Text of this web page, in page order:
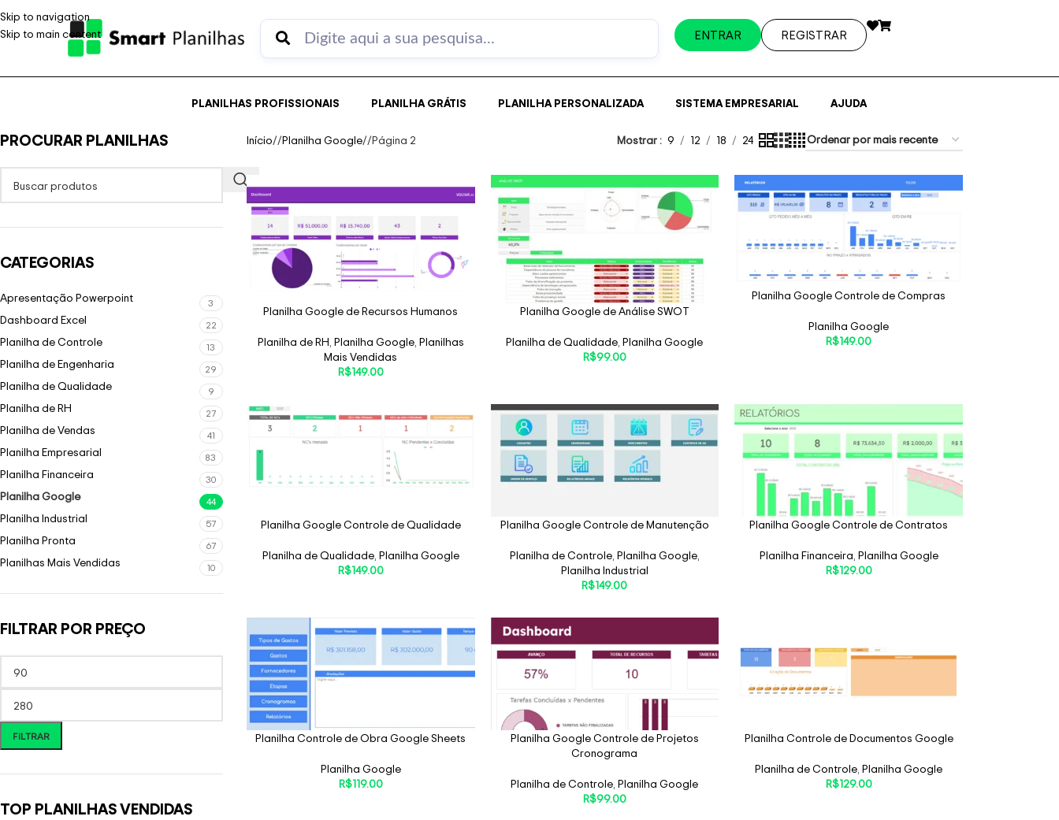
Skip to navigation
Skip to main content
ENTRAR REGISTRAR
PLANILHAS PROFISSIONAIS PLANILHA GRÁTIS PLANILHA PERSONALIZADA SISTEMA EMPRESARIAL AJUDA
PROCURAR PLANILHAS
CATEGORIAS
Apresentação Powerpoint 3
Dashboard Excel 22
Planilha de Controle 13
Planilha de Engenharia 29
Planilha de Qualidade 9
Planilha de RH 27
Planilha de Vendas 41
Planilha Empresarial 83
Planilha Financeira 30
Planilha Google 44
Planilha Industrial 57
Planilha Pronta 67
Planilhas Mais Vendidas 10
FILTRAR POR PREÇO
FILTRAR
TOP PLANILHAS VENDIDAS
Início/ Planilha Google/ Página 2 Mostrar 9 12 18 24
Planilha Google de Recursos Humanos
Planilha de RH, Planilha Google, Planilhas
Mais Vendidas
R$149.00
Planilha Google de Análise SWOT
Planilha de Qualidade, Planilha Google
R$99.00
Planilha Google Controle de Compras
Planilha Google
R$149.00
Planilha Google Controle de Qualidade
Planilha de Qualidade, Planilha Google
R$149.00
Planilha Google Controle de Manutenção
Planilha de Controle, Planilha Google,
Planilha Industrial
R$149.00
Planilha Google Controle de Contratos
Planilha Financeira Planilha Google
R$129.00
Planilha Controle de Obra Google Sheets
Planilha Google
R$119.00
Planilha Google Controle de Projetos
Cronograma
Planilha de Controle Planilha Google
R$99.00
Planilha Controle de Documentos Google
Planilha de Controle Planilha Google
R$129.00